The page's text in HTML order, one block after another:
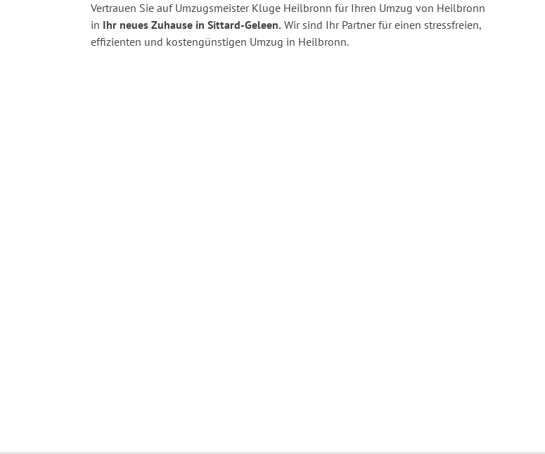
Vertrauen Sie auf Umzugsmeister Kluge Heilbronn für Ihren Umzug von Heilbronn
in Ihr neues Zuhause in Sittard-Geleen. Wir sind Ihr Partner für einen stressfreien,
effizienten und kostengünstigen Umzug in Heilbronn.